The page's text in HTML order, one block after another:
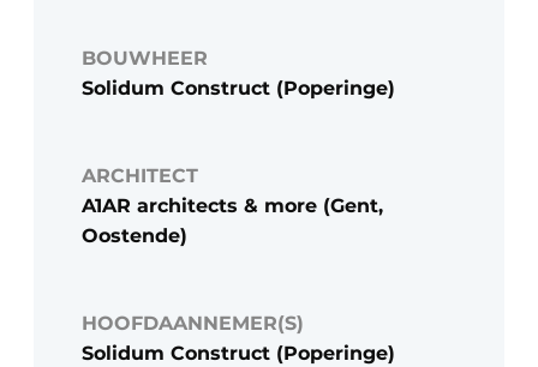
BOUWHEER
Solidum Construct (Poperinge)
ARCHITECT
A1AR architects & more (Gent,
Oostende)
HOOFDAANNEMER(S)
Solidum Construct (Poperinge)